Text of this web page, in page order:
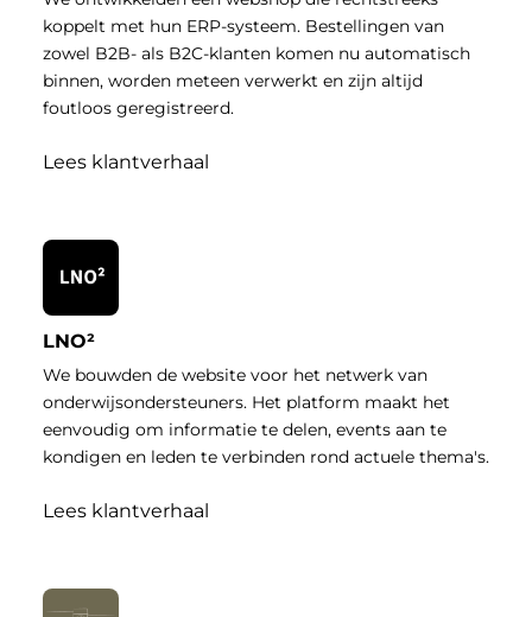
koppelt met hun ERP-systeem. Bestellingen van
zowel B2B- als B2C-klanten komen nu automatisch
binnen, worden meteen verwerkt en zijn altijd
foutloos geregistreerd.
Lees klantverhaal
LNO²
We bouwden de website voor het netwerk van
onderwijsondersteuners. Het platform maakt het
eenvoudig om informatie te delen, events aan te
kondigen en leden te verbinden rond actuele thema's.
Lees klantverhaal